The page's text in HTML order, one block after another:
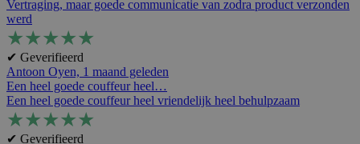
Vertraging, maar goede communicatie van zodra product verzonden
werd
★★★★★
✔ Geverifieerd
Antoon Oyen, 1 maand geleden
Een heel goede couffeur heel…
Een heel goede couffeur heel vriendelijk heel behulpzaam
★★★★★
✔ Geverifieerd